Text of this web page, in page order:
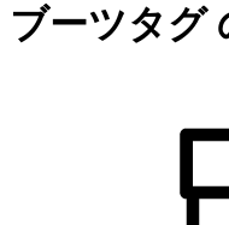
ブーツタグ